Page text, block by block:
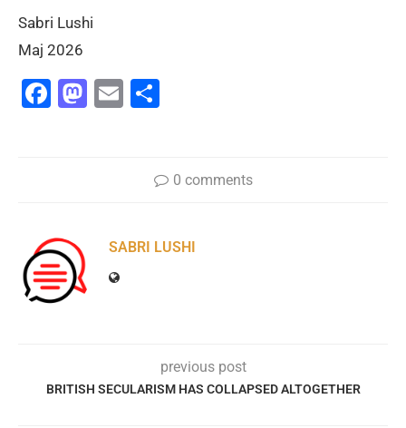
Sabri Lushi
Maj 2026
Facebook
Mastodon
Email
0 comments
SABRI LUSHI
previous post
BRITISH SECULARISM HAS COLLAPSED ALTOGETHER